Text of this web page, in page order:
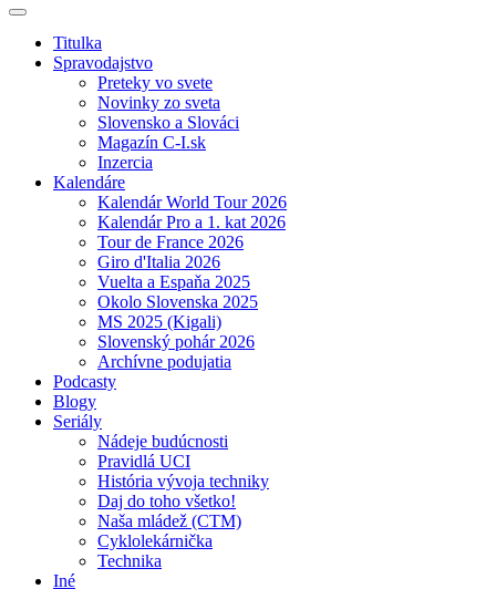
Titulka
Spravodajstvo
Preteky vo svete
Novinky zo sveta
Slovensko a Slováci
Magazín C-I.sk
Inzercia
Kalendáre
Kalendár World Tour 2026
Kalendár Pro a 1. kat 2026
Tour de France 2026
Giro d'Italia 2026
Vuelta a Espaňa 2025
Okolo Slovenska 2025
MS 2025 (Kigali)
Slovenský pohár 2026
Archívne podujatia
Podcasty
Blogy
Seriály
Nádeje budúcnosti
Pravidlá UCI
História vývoja techniky
Daj do toho všetko!
Naša mládež (CTM)
Cyklolekárnička
Technika
Iné